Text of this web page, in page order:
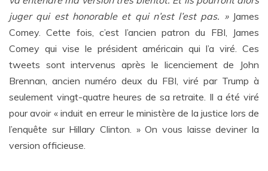
juger qui est honorable et qui n’est l’est pas. »James
Comey. Cette fois, c’est l’ancien patron du FBI, James
Comey qui vise le président américain qui l’a viré. Ces
tweets sont intervenus après le licenciement de John
Brennan, ancien numéro deux du FBI, viré par Trump à
seulement vingt-quatre heures de sa retraite. Il a été viré
pour avoir « induit en erreur le ministère de la justice lors de
l’enquête sur Hillary Clinton. » On vous laisse deviner la
version officieuse.